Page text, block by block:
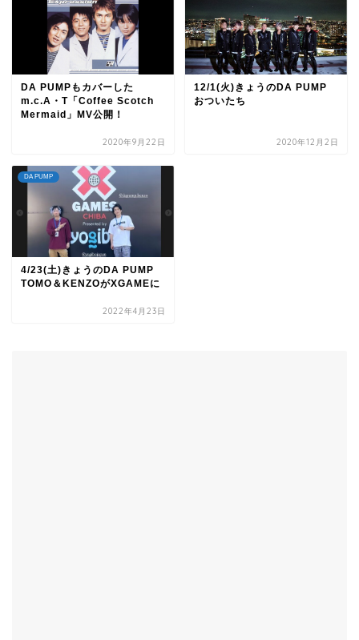
DA PUMPもカバーした
m.c.A・T「Coffee Scotch
Mermaid」MV公開！
2020年9月22日
12/1(火)きょうのDA PUMP
おついたち
2020年12月2日
DA PUMP
4/23(土)きょうのDA PUMP
TOMO＆KENZOがXGAMEに
2022年4月23日